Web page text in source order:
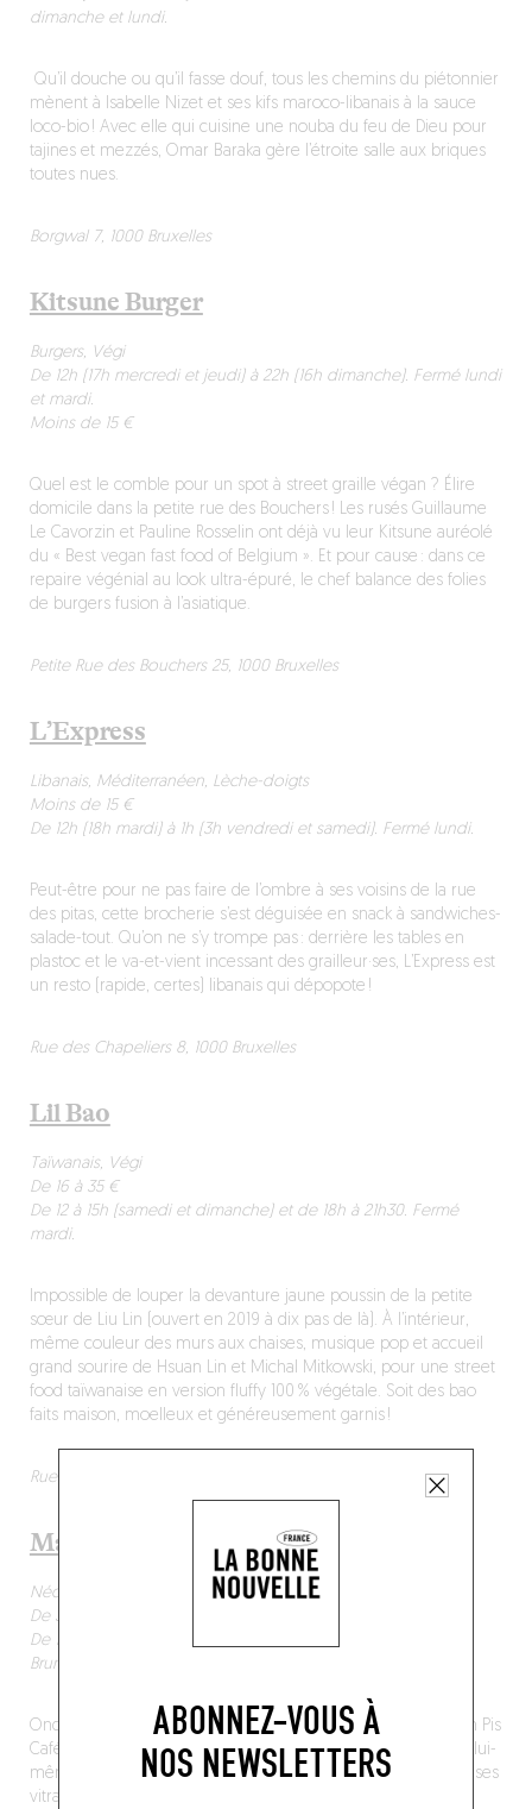
ABONNEZ-VOUS À
NOS NEWSLETTERS
dimanche et lundi.
Qu’il douche ou qu’il fasse douf, tous les chemins du piétonnier
mènent à Isabelle Nizet et ses kifs maroco-libanais à la sauce
loco-bio ! Avec elle qui cuisine une nouba du feu de Dieu pour
tajines et mezzés, Omar Baraka gère l’étroite salle aux briques
toutes nues.
Borgwal 7, 1000 Bruxelles
Kitsune Burger
Burgers, Végi
De 12h (17h mercredi et jeudi) à 22h (16h dimanche). Fermé lundi
et mardi.
Moins de 15 €
Quel est le comble pour un spot à street graille végan ? Élire
domicile dans la petite rue des Bouchers ! Les rusés Guillaume
Le Cavorzin et Pauline Rosselin ont déjà vu leur Kitsune auréolé
du « Best vegan fast food of Belgium ». Et pour cause : dans ce
repaire végénial au look ultra-épuré, le chef balance des folies
de burgers fusion à l’asiatique.
Petite Rue des Bouchers 25, 1000 Bruxelles
L’Express
Libanais, Méditerranéen, Lèche-doigts
Moins de 15 €
De 12h (18h mardi) à 1h (3h vendredi et samedi). Fermé lundi.
Peut-être pour ne pas faire de l’ombre à ses voisins de la rue
des pitas, cette brocherie s’est déguisée en snack à sandwiches-
salade-tout. Qu’on ne s’y trompe pas : derrière les tables en
plastoc et le va-et-vient incessant des grailleur·ses, L’Express est
un resto (rapide, certes) libanais qui dépopote !
Rue des Chapeliers 8, 1000 Bruxelles
Lil Bao
Taïwanais, Végi
De 16 à 35 €
De 12 à 15h (samedi et dimanche) et de 18h à 21h30. Fermé
mardi.
Impossible de louper la devanture jaune poussin de la petite
sœur de Liu Lin (ouvert en 2019 à dix pas de là). À l’intérieur,
même couleur des murs aux chaises, musique pop et accueil
grand sourire de Hsuan Lin et Michal Mitkowski, pour une street
food taïwanaise en version fluffy 100 % végétale. Soit des bao
faits maison, moelleux et généreusement garnis !
Rue des Alexiens 71, 1000 Bruxelles
Manneken Pis Café
Néobistrot, Belge
De 36 à 50 €
De 12h à 14h30 (sauf mardi et mercredi) et de 18h30 à 22h30.
Brunch le dimanche de 11h30 à 15h. Fermé lundi.
Ondinistes et nostalgistes se croisent au bistrot du Manneken Pis
Café, juché au premier étage du bar du même nom, faisant lui-
même face au pisseur le plus célèbre du royaume. Derrière ses
vitraux dans le plus pur style carbonade flamande, la grande